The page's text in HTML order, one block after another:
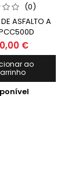
(0)
ASFALTO A
€
ao